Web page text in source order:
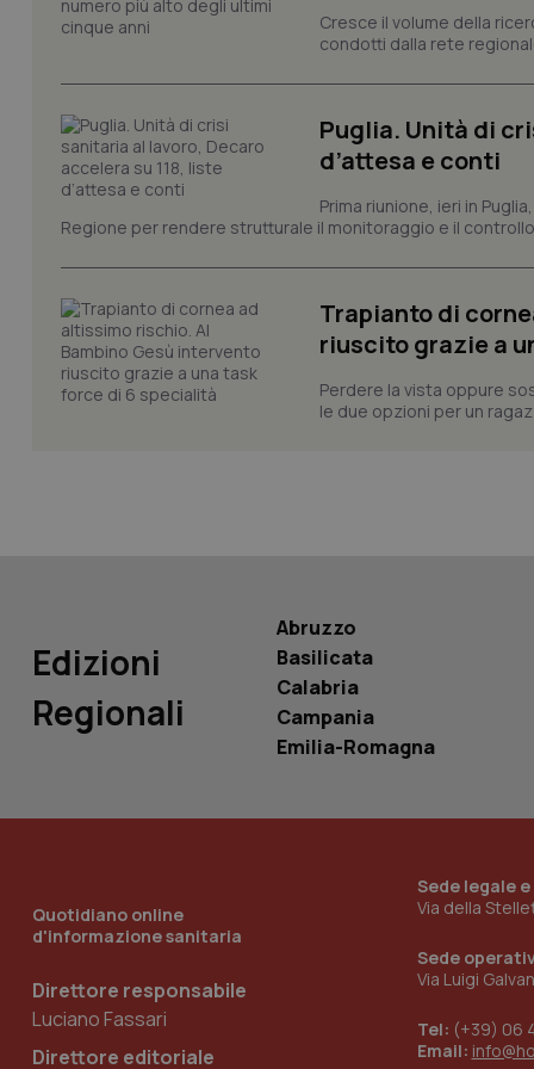
Cresce il volume della
condotti dalla rete
Puglia. Unità di
d’attesa e conti
Prima riunione, ieri in
Regione per rendere strutturale il monitoraggio e il
Trapianto di
riuscito grazie a
Perdere la vista oppure
le due opzioni per un
Edizioni
Regionali
Abruzzo
Basilicata
Calabria
Campania
Emilia-Romagna
Quotidiano online
d'informazione sanitaria
Direttore responsabile
Luciano Fassari
Direttore editoriale
Sede legale
Via della
Sede
Via Luigi
Tel: (+39) 06
Email:
tracking-sites-
tracking-sites-
session-id
YSC